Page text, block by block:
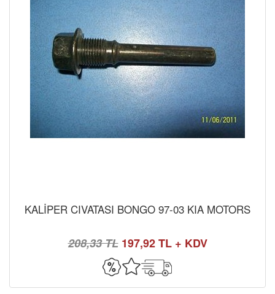
KALİPER CIVATASI BONGO 97-03 KIA MOTORS
208,33 TL197,92 TL + KDV